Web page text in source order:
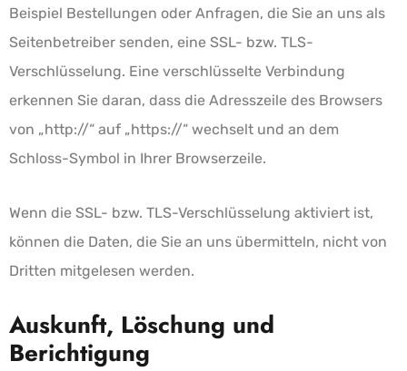
Beispiel Bestellungen oder Anfragen, die Sie an uns als
Seitenbetreiber senden, eine SSL- bzw. TLS-
Verschlüsselung. Eine verschlüsselte Verbindung
erkennen Sie daran, dass die Adresszeile des Browsers
von „http://“ auf „https://“ wechselt und an dem
Schloss-Symbol in Ihrer Browserzeile.
Wenn die SSL- bzw. TLS-Verschlüsselung aktiviert ist,
können die Daten, die Sie an uns übermitteln, nicht von
Dritten mitgelesen werden.
Auskunft, Löschung und
Berichtigung